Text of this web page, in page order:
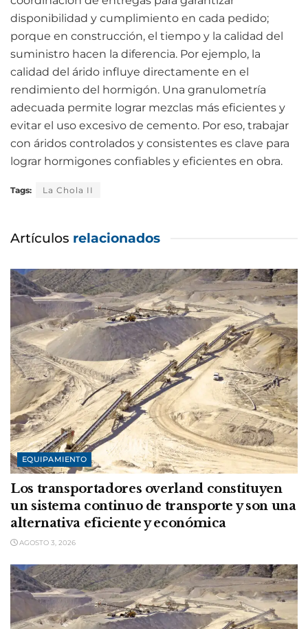
disponibilidad y cumplimiento en cada pedido;
porque en construcción, el tiempo y la calidad del
suministro hacen la diferencia. Por ejemplo, la
calidad del árido influye directamente en el
rendimiento del hormigón. Una granulometría
adecuada permite lograr mezclas más eficientes y
evitar el uso excesivo de cemento. Por eso, trabajar
con áridos controlados y consistentes es clave para
lograr hormigones confiables y eficientes en obra.
Tags: La Chola II
Artículos relacionados
EQUIPAMIENTO
Los transportadores overland constituyen
un sistema continuo de transporte y son una
alternativa eficiente y económica
AGOSTO 3, 2026